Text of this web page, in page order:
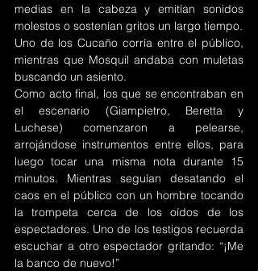
medias en la cabeza y emitían sonidos
molestos o sostenían gritos un largo tiempo.
Uno de los Cucaño corría entre el público,
mientras que Mosquil andaba con muletas
buscando un asiento.
Como acto final, los que se encontraban en
el escenario (Giampietro, Beretta y
Luchese) comenzaron a pelearse,
arrojándose instrumentos entre ellos, para
luego tocar una misma nota durante 15
minutos. Mientras seguían desatando el
caos en el público con un hombre tocando
la trompeta cerca de los oídos de los
espectadores. Uno de los testigos recuerda
escuchar a otro espectador gritando: “¡Me
la banco de nuevo!”